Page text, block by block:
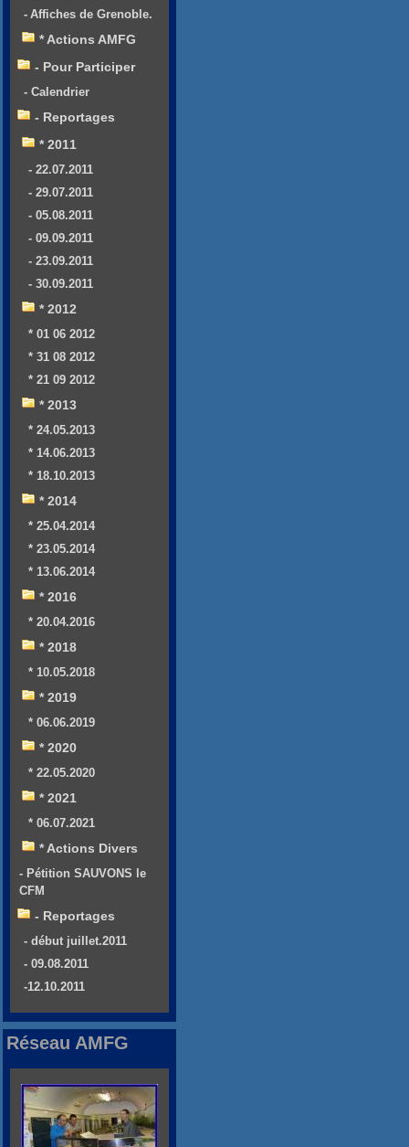
- Affiches de Grenoble.
* Actions AMFG
- Pour Participer
- Calendrier
- Reportages
* 2011
- 22.07.2011
- 29.07.2011
- 05.08.2011
- 09.09.2011
- 23.09.2011
- 30.09.2011
* 2012
* 01 06 2012
* 31 08 2012
* 21 09 2012
* 2013
* 24.05.2013
* 14.06.2013
* 18.10.2013
* 2014
* 25.04.2014
* 23.05.2014
* 13.06.2014
* 2016
* 20.04.2016
* 2018
* 10.05.2018
* 2019
* 06.06.2019
* 2020
* 22.05.2020
* 2021
* 06.07.2021
* Actions Divers
- Pétition SAUVONS le
CFM
- Reportages
- début juillet.2011
- 09.08.2011
-12.10.2011
Réseau AMFG